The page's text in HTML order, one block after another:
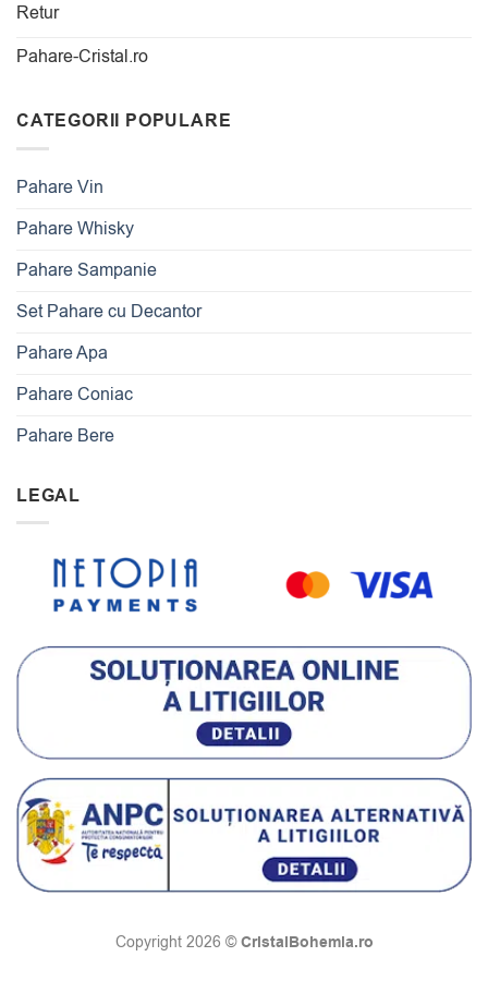
Retur
Pahare-Cristal.ro
CATEGORII POPULARE
Pahare Vin
Pahare Whisky
Pahare Sampanie
Set Pahare cu Decantor
Pahare Apa
Pahare Coniac
Pahare Bere
LEGAL
Copyright 2026 ©CristalBohemia.ro